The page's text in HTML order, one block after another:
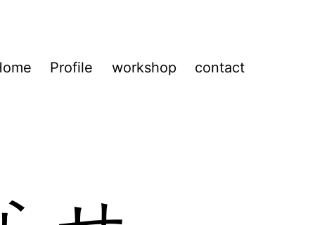
Profile workshop contact